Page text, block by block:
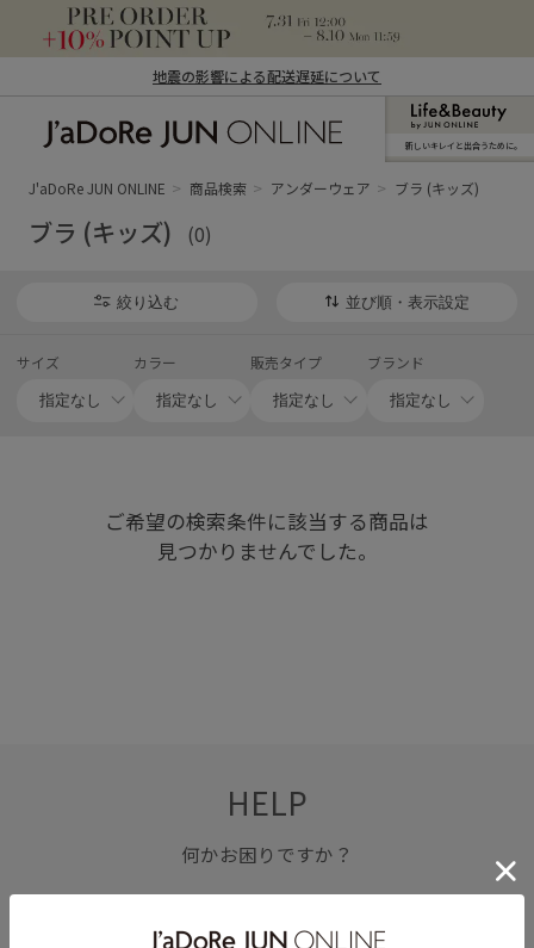
地震の影響による配送遅延について
ン オンライン）
新しいキレイと出合うために。
J'aDoRe JUN ONLINE 商品検索 アンダーウェア ブラ (キッズ)
ブラ (キッズ) (0)
絞り込む 並び順・表示設定
サイズ カラー 販売タイプ ブランド
ご希望の検索条件に該当する商品は
見つかりませんでした。
HELP
何かお困りですか？